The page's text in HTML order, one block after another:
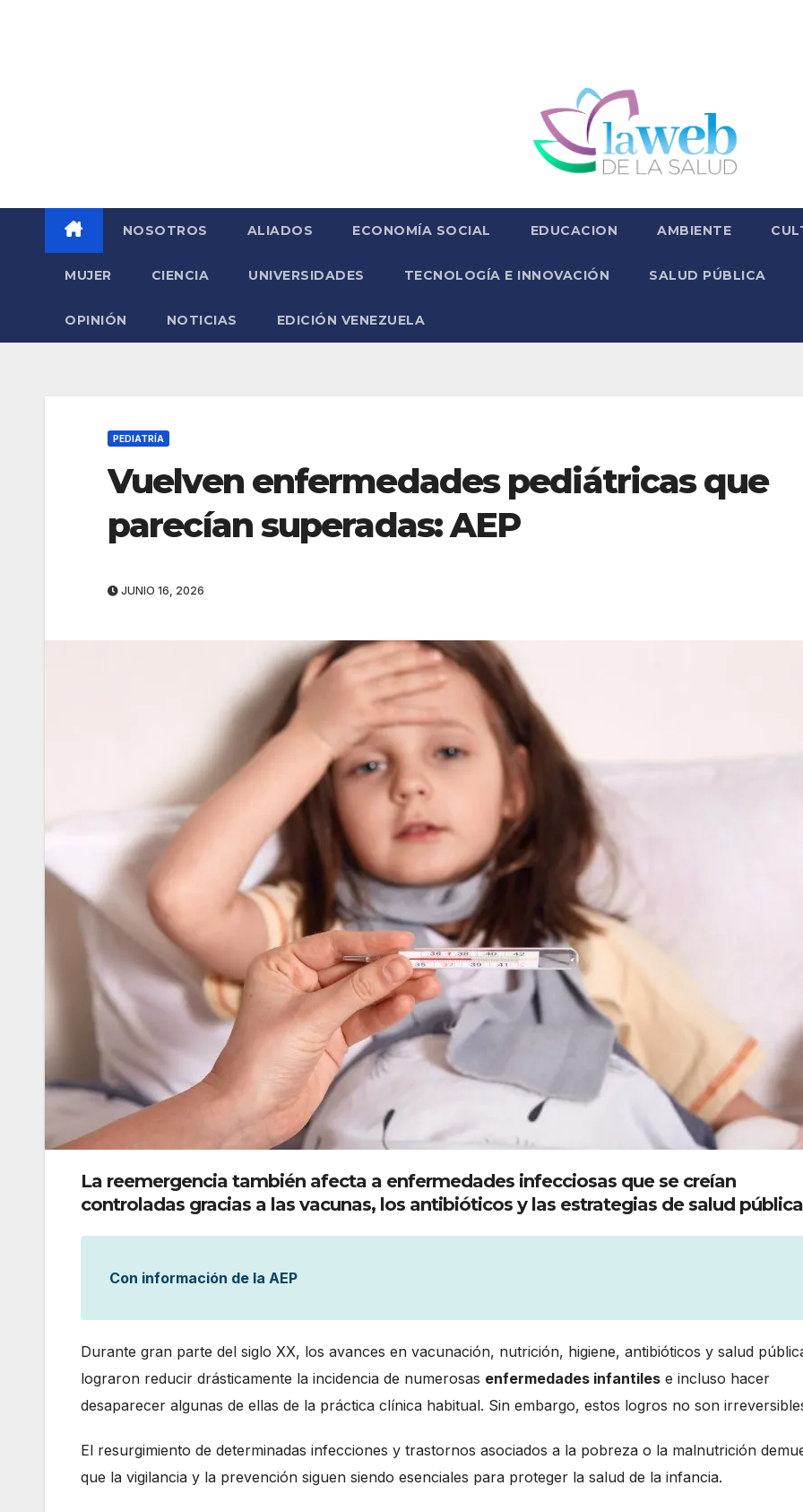
NOSOTROS ALIADOS ECONOMÍA SOCIAL EDUCACION AMBIENTE
MUJER CIENCIA UNIVERSIDADES TECNOLOGÍA E INNOVACIÓN SALUD PÚBLICA
OPINIÓN NOTICIAS EDICIÓN VENEZUELA
PEDIATRÍA
Vuelven enfermedades pediátricas que
parecían superadas: AEP
JUNIO 16, 2026
La reemergencia también afecta a enfermedades infecciosas que se creían
controladas gracias a las vacunas, los antibióticos y las estrategias de salud pública
Con información de la AEP
Durante gran parte del siglo XX, los avances en vacunación, nutrición, higiene, antibióticos y salud
lograron reducir drásticamente la incidencia de numerosas enfermedades infantiles e incluso hacer
desaparecer algunas de ellas de la práctica clínica habitual. Sin embargo, estos logros no son
El resurgimiento de determinadas infecciones y trastornos asociados a la pobreza o la malnutrición
que la vigilancia y la prevención siguen siendo esenciales para proteger la salud de la infancia.